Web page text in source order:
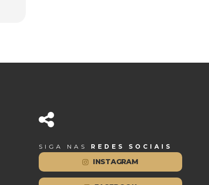
SIGA NAS REDES SOCIAIS
INSTAGRAM